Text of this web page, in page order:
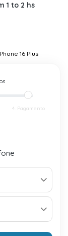
1 to 2 hs
16 Plus
4. Pagamento